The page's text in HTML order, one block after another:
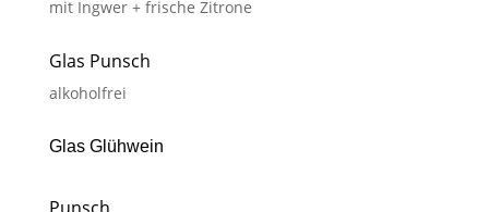
mit Ingwer + frische Zitrone
Glas Punsch
alkoholfrei
Glas Glühwein